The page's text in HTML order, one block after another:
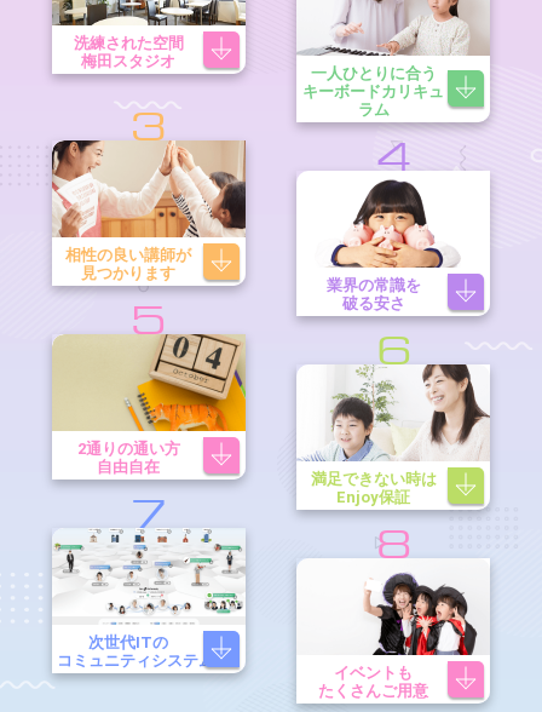
洗練された空間
梅田スタジオ
一人ひとりに合う
キーボードカリキュ
ラム
3
相性の良い講師が
見つかります
4
業界の常識を
破る安さ
5
2通りの通い方
自由自在
6
満足できない時は
Enjoy保証
7
次世代ITの
コミュニティシステム
8
イベントも
たくさんご用意